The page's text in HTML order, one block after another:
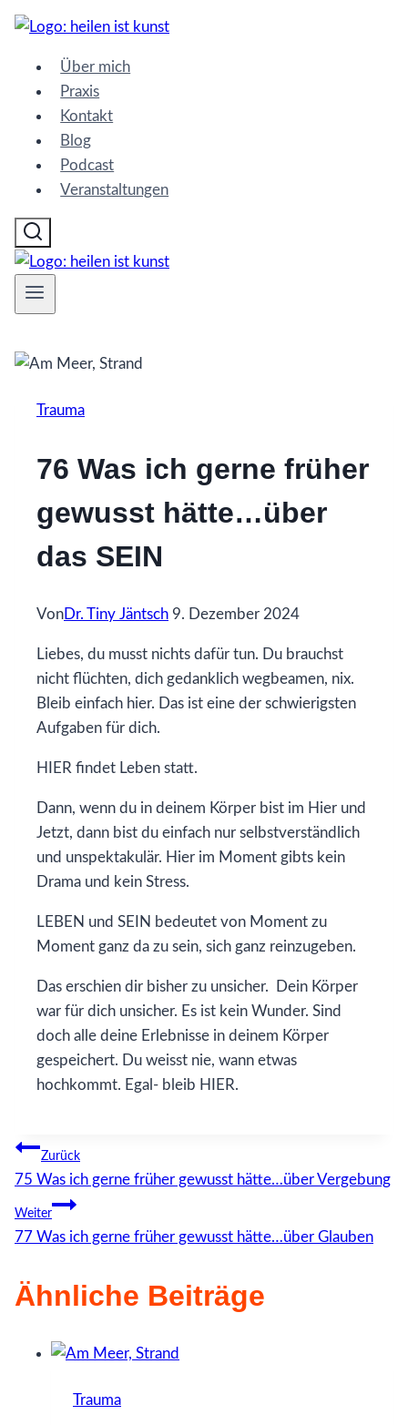
Zum
springen
Über mich
Praxis
Kontakt
Blog
Podcast
Veranstaltungen
Trauma
76 Was ich gerne früher
gewusst hätte…über
das SEIN
VonDr. Tiny Jäntsch 9. Dezember 2024
Liebes, du musst nichts dafür tun. Du brauchst
nicht flüchten, dich gedanklich wegbeamen, nix.
Bleib einfach hier. Das ist eine der schwierigsten
Aufgaben für dich.
HIER findet Leben statt.
Dann, wenn du in deinem Körper bist im Hier und
Jetzt, dann bist du einfach nur selbstverständlich
und unspektakulär. Hier im Moment gibts kein
Drama und kein Stress.
LEBEN und SEIN bedeutet von Moment zu
Moment ganz da zu sein, sich ganz reinzugeben.
Das erschien dir bisher zu unsicher. Dein Körper
war für dich unsicher. Es ist kein Wunder. Sind
doch alle deine Erlebnisse in deinem Körper
gespeichert. Du weisst nie, wann etwas
hochkommt. Egal- bleib HIER.
Beitragsnavigation
Zurück
75 Was ich gerne früher gewusst hätte…über Vergebung
Weiter
77 Was ich gerne früher gewusst hätte…über Glauben
Ähnliche Beiträge
Trauma